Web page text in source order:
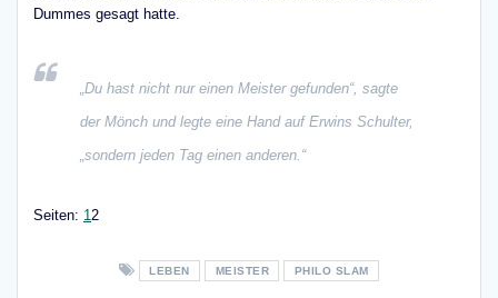
Dummes gesagt hatte.
„Du hast nicht nur einen Meister gefunden“, sagte
der Mönch und legte eine Hand auf Erwins Schulter,
„sondern jeden Tag einen anderen.“
Seiten: Seite
1 ,
Seite
2
LEBEN MEISTER PHILO SLAM